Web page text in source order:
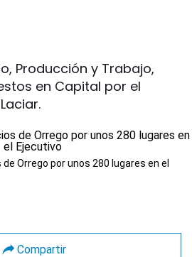
Producción y Trabajo,
en Capital por el
Orrego por unos 280 lugares en el
Compartir